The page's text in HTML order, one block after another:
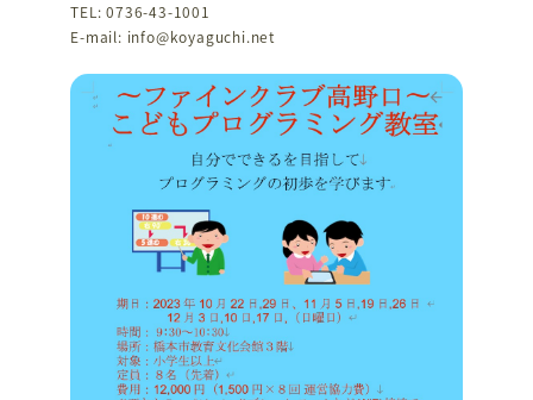
TEL: 0736-43-1001
E-mail: info@koyaguchi.net